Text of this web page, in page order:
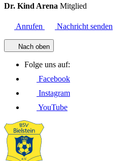
Dr. Kind Arena Mitglied
Anrufen Nachricht senden
Nach oben
Folge uns auf:
Facebook
Instagram
YouTube